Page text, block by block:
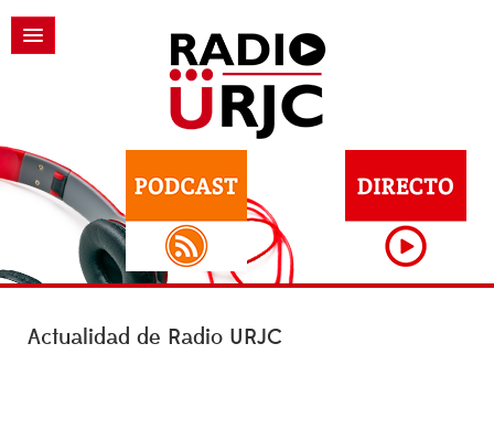
Actualidad de Radio URJC